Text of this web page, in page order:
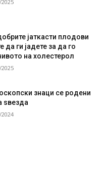
јаткасти плодови
да ги јадете за да го
на холестерол
знаци се родени
ѕвезда